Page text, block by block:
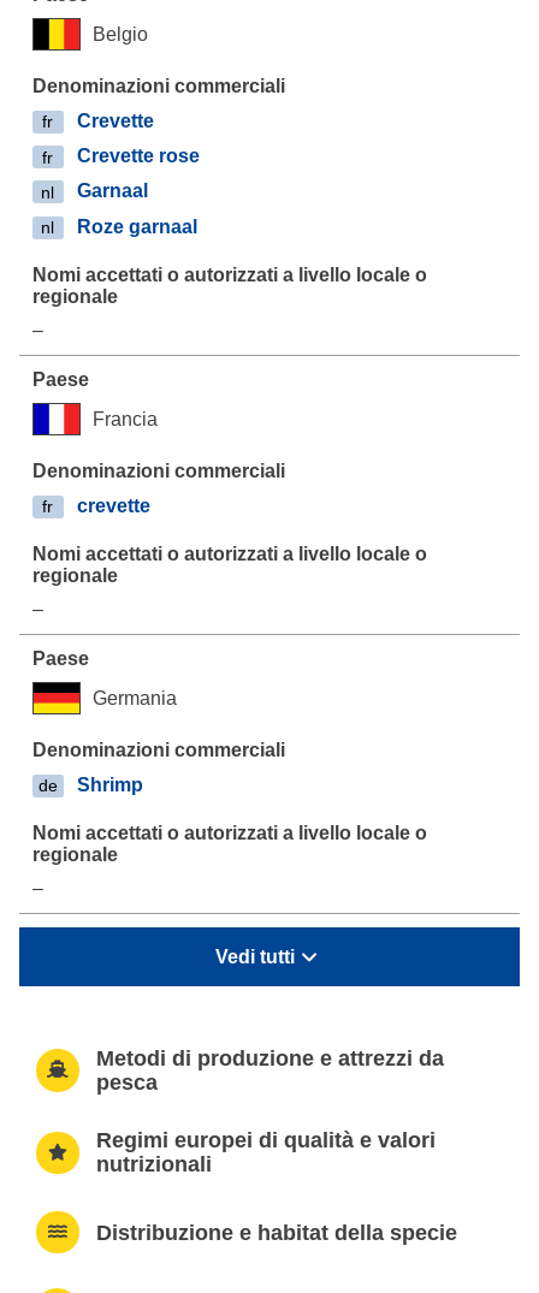
Belgio
fr Crevette
fr Crevette rose
nl Garnaal
nl Roze garnaal
–
Francia
fr crevette
–
Germania
de Shrimp
–
Vedi tutti
Metodi di produzione e attrezzi da
pesca
Regimi europei di qualità e valori
nutrizionali
Distribuzione e habitat della specie